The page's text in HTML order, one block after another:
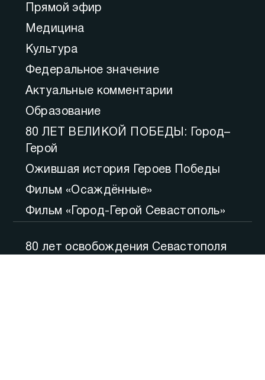
80 лет освобождения Севастополя
Прямой эфир
Медицина
Культура
Федеральное значение
Актуальные комментарии
Образование
80 ЛЕТ ВЕЛИКОЙ ПОБЕДЫ: Город–
Герой
Ожившая история Героев Победы
Фильм «Осаждённые»
Фильм «Город-Герой Севастополь»